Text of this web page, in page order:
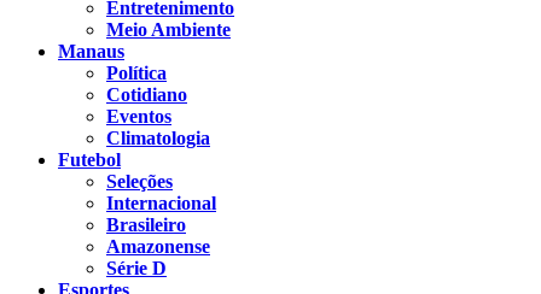
Entretenimento
Meio Ambiente
Manaus
Política
Cotidiano
Eventos
Climatologia
Futebol
Seleções
Internacional
Brasileiro
Amazonense
Série D
Esportes